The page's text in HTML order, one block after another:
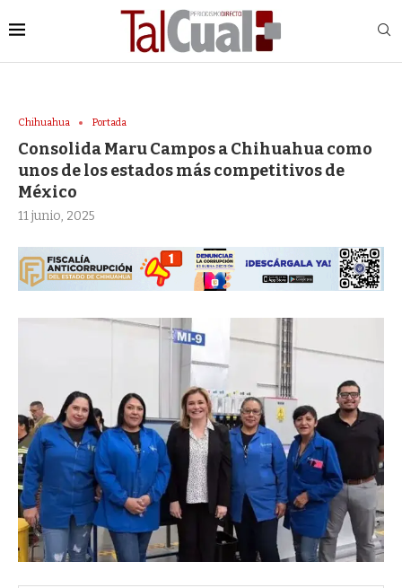
Chihuahua Portada
Consolida Maru Campos a Chihuahua como
unos de los estados más competitivos de
México
11 junio, 2025